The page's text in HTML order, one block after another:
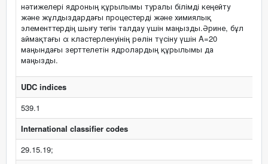
нәтижелері ядроның құрылымы туралы білімді кеңейту
және жұлдыздардағы процестерді және химиялық
элементтердің шығу тегін талдау үшін маңызды.Әрине, бұл
аймақтағы α кластерленуінің рөлін түсіну үшін A=20
маңындағы зерттелетін ядролардың құрылымы да
маңызды.
UDC indices
539.1
International classifier codes
29.15.19;